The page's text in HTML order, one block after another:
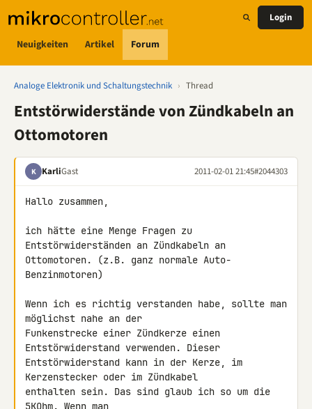
Neuigkeiten Artikel Forum
Login
Analoge Elektronik und Schaltungstechnik › Thread
Entstörwiderstände von Zündkabeln an
Ottomotoren
K KarliGast 2011-02-01 21:45#2044303
Hallo zusammen,
ich hätte eine Menge Fragen zu
Entstörwiderständen an Zündkabeln an
Ottomotoren. (z.B. ganz normale Auto-
Benzinmotoren)
Wenn ich es richtig verstanden habe, sollte man
möglichst nahe an der
Funkenstrecke einer Zündkerze einen
Entstörwiderstand verwenden. Dieser
Entstörwiderstand kann in der Kerze, im
Kerzenstecker oder im Zündkabel
enthalten sein. Das sind glaub ich so um die
5KOhm. Wenn man